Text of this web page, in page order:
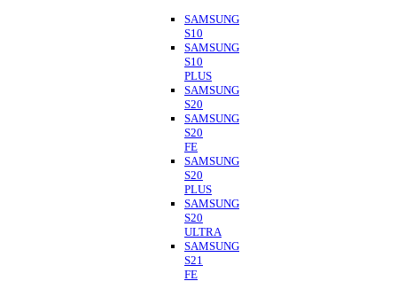
SAMSUNG
S10
SAMSUNG
S10
PLUS
SAMSUNG
S20
SAMSUNG
S20
FE
SAMSUNG
S20
PLUS
SAMSUNG
S20
ULTRA
SAMSUNG
S21
FE